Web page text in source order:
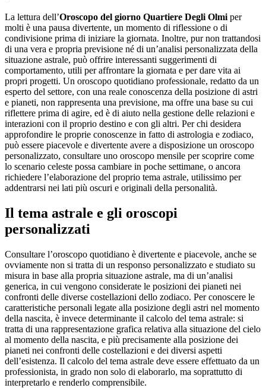
La lettura dell’Oroscopo del giorno Quartiere Degli Olmi per
molti è una pausa divertente, un momento di riflessione o di
condivisione prima di iniziare la giornata. Inoltre, pur non trattandosi
di una vera e propria previsione né di un’analisi personalizzata della
situazione astrale, può offrire interessanti suggerimenti di
comportamento, utili per affrontare la giornata e per dare vita ai
propri progetti. Un oroscopo quotidiano professionale, redatto da un
esperto del settore, con una reale conoscenza della posizione di astri
e pianeti, non rappresenta una previsione, ma offre una base su cui
riflettere prima di agire, ed è di aiuto nella gestione delle relazioni e
interazioni con il proprio destino e con gli altri. Per chi desidera
approfondire le proprie conoscenze in fatto di astrologia e zodiaco,
può essere piacevole e divertente avere a disposizione un oroscopo
personalizzato, consultare uno oroscopo mensile per scoprire come
lo scenario celeste possa cambiare in poche settimane, o ancora
richiedere l’elaborazione del proprio tema astrale, utilissimo per
addentrarsi nei lati più oscuri e originali della personalità.
Il tema astrale e gli oroscopi
personalizzati
Consultare l’oroscopo quotidiano è divertente e piacevole, anche se
ovviamente non si tratta di un responso personalizzato e studiato su
misura in base alla propria situazione astrale, ma di un’analisi
generica, in cui vengono considerate le posizioni dei pianeti nei
confronti delle diverse costellazioni dello zodiaco. Per conoscere le
caratteristiche personali legate alla posizione degli astri nel momento
della nascita, è invece determinante il calcolo del tema astrale: si
tratta di una rappresentazione grafica relativa alla situazione del cielo
al momento della nascita, e più precisamente alla posizione dei
pianeti nei confronti delle costellazioni e dei diversi aspetti
dell’esistenza. Il calcolo del tema astrale deve essere effettuato da un
professionista, in grado non solo di elaborarlo, ma soprattutto di
interpretarlo e renderlo comprensibile.